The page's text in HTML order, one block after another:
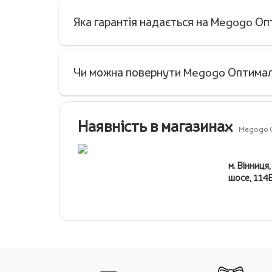
Яка гарантія надається на Megogo
Чи можна повернути Megogo
Наявність в магазинах Megogo
м.
шосе,